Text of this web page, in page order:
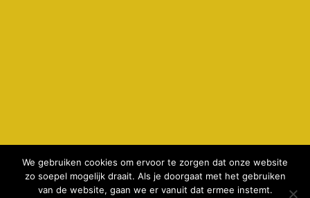
© 2026 kamperenbijdeboer.nl -privacyverklaring & cookie
We gebruiken cookies om ervoor te zorgen dat onze website
zo soepel mogelijk draait. Als je doorgaat met het gebruiken
van de website, gaan we er vanuit dat ermee instemt.